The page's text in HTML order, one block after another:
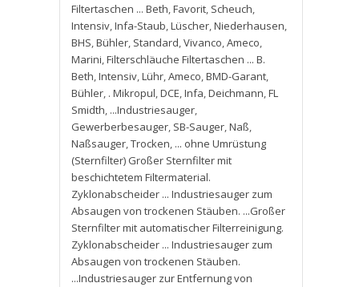
Filtertaschen ... Beth,Favorit, Scheuch,
Intensiv,Infa-Staub,Lüscher,Niederhausen,
BHS,Bühler, Standard,Vivanco,Ameco,
Marini,Filterschläuche Filtertaschen ... B.
Beth,Intensiv,Lühr,Ameco,BMD-Garant,
Bühler, . Mikropul,DCE,Infa,Deichmann,FL
Smidth, ...Industriesauger,
Gewerberbesauger, SB-Sauger,Naß,
Naßsauger,Trocken, ... ohne Umrüstung
(Sternfilter) Großer Sternfilter mit
beschichtetem Filtermaterial.
Zyklonabscheider ... Industriesauger zum
Absaugen von trockenen Stäuben. ...Großer
Sternfilter mit automatischer Filterreinigung.
Zyklonabscheider ... Industriesauger zum
Absaugen von trockenen Stäuben.
...Industriesauger zur Entfernung von